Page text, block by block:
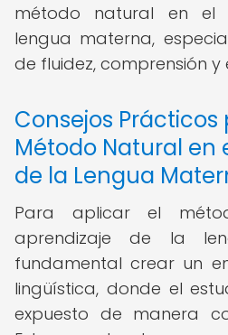
método natural en el
lengua materna,
de fluidez, comprensión y
Consejos
Método Natural en
de la Lengua
Para aplicar el
aprendizaje de la
fundamental crear un
lingüística, donde el
expuesto de manera